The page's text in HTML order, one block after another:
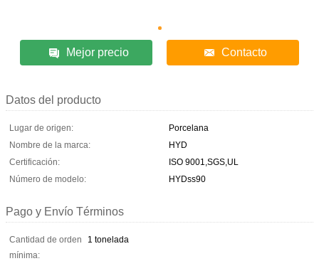
Mejor precio Contacto
Datos del producto
Lugar de origen:
Porcelana
Nombre de la marca:
HYD
Certificación:
ISO 9001,SGS,UL
Número de modelo:
HYDss90
Pago y Envío Términos
Cantidad de orden
mínima:
1 tonelada